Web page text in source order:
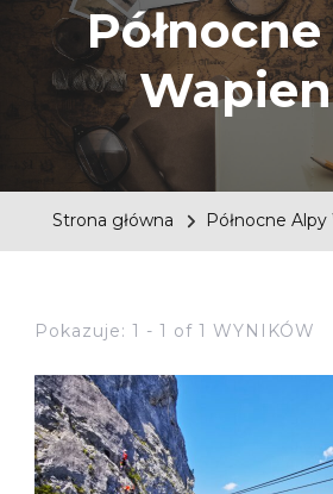
Strona główna Północne
Pokazuje: 1 - 1 of 1 WYNIKÓW